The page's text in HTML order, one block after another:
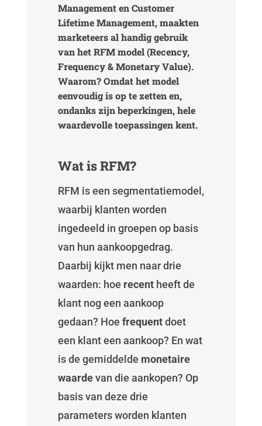
Management en Customer
Lifetime Management, maakten
marketeers al handig gebruik
van het RFM model (Recency,
Frequency & Monetary Value).
Waarom? Omdat het model
eenvoudig is op te zetten en,
ondanks zijn beperkingen, hele
waardevolle toepassingen kent.
Wat is RFM?
RFM is een segmentatiemodel,
waarbij klanten worden
ingedeeld in groepen op basis
van hun aankoopgedrag.
Daarbij kijkt men naar drie
waarden: hoe recentheeft de
klant nog een aankoop
gedaan? Hoe frequentdoet
een klant een aankoop? En wat
is de gemiddelde monetaire
waardevan die aankopen? Op
basis van deze drie
parameters worden klanten